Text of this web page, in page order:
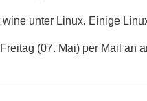
unter Linux. Einige
(07. Mai) per Mail an